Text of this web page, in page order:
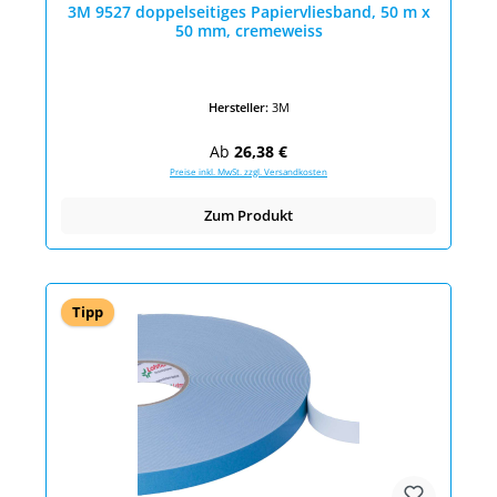
3M 9527 doppelseitiges Papiervliesband, 50 m x
50 mm, cremeweiss
Hersteller: 3M
Regulärer Preis:
Ab 26,38 €
Preise inkl. MwSt. zzgl. Versandkosten
Zum Produkt
Tipp